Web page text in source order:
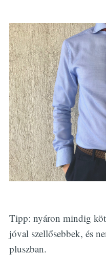
Tipp: nyáron mindig
jóval szellősebbek, és
pluszban.